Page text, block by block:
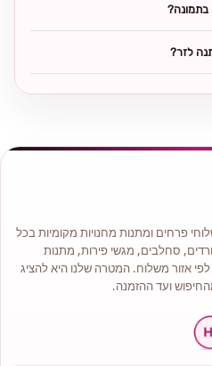
בתמונה?
לזר?
פרחים ומתנות מחנויות מקומיות בכל
סחלבים, מגשי פירות, מתנות
לפי אזור משלוח. המטרה שלנו היא להציג
ועד ההזמנה.